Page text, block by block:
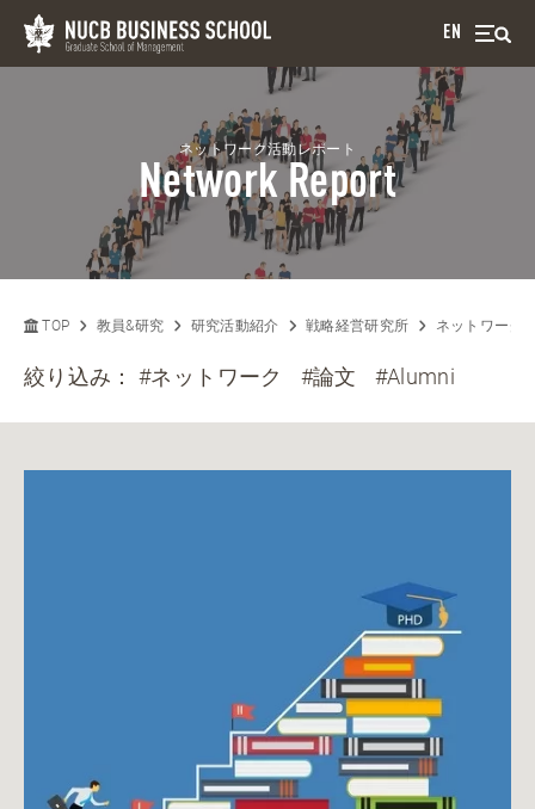
EN
ネットワーク活動レポート
Network Report
TOP 教員&研究 研究活動紹介 戦略経営研究所 ネットワーク
絞り込み：#ネットワーク #論文 #Alumni